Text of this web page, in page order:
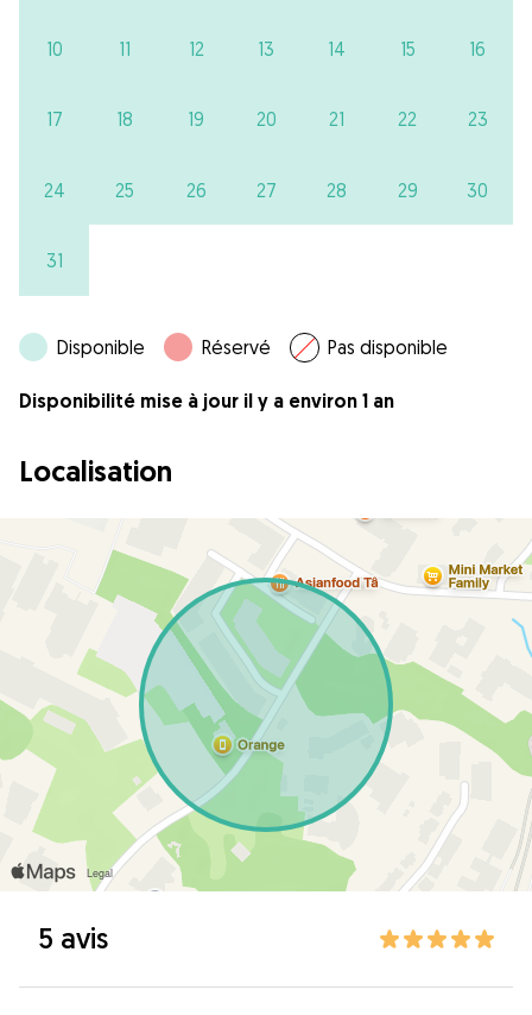
10 11 12 13 14 15 16
17 18 19 20 21 22 23
24 25 26 27 28 29 30
31
Disponible Réservé Pas disponible
Disponibilité mise à jour il y a environ 1 an
Localisation
5 avis